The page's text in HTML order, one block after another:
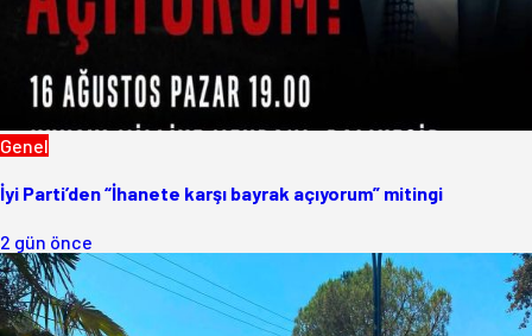
Genel
İyi Parti’den “İhanete karşı bayrak açıyorum” mitingi
2 gün önce